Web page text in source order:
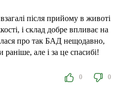
після прийому в животі
і склад добре впливає на
про так БАД нещодавно,
але і за це спасибі!
0 0